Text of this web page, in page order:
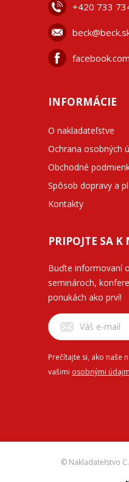
+420 733
INFORMÁCIE
O nakladateľstve
Ochrana osobných
Obchodné
Spôsob dopravy a
Kontakty
PRIPOJTE SA K
Buďte informovaní
seminároch,
ponukách ako prví!
Prečítajte si, ako naše
vašimi osobnými
© Nakladateľstvo